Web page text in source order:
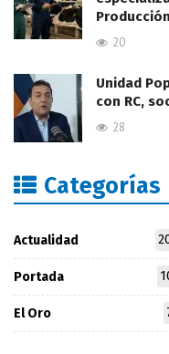
20
Unidad
con RC,
28
Categorías
Actualidad
Portada
El Oro